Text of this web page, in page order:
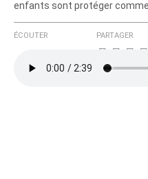
enfants sont protéger
ÉCOUTER PARTAGER